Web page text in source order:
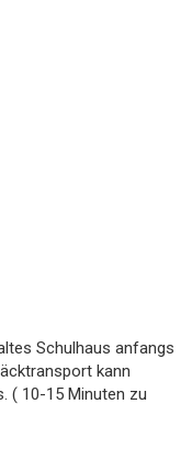
Schulhaus anfangs
kann
( 10-15 Minuten zu